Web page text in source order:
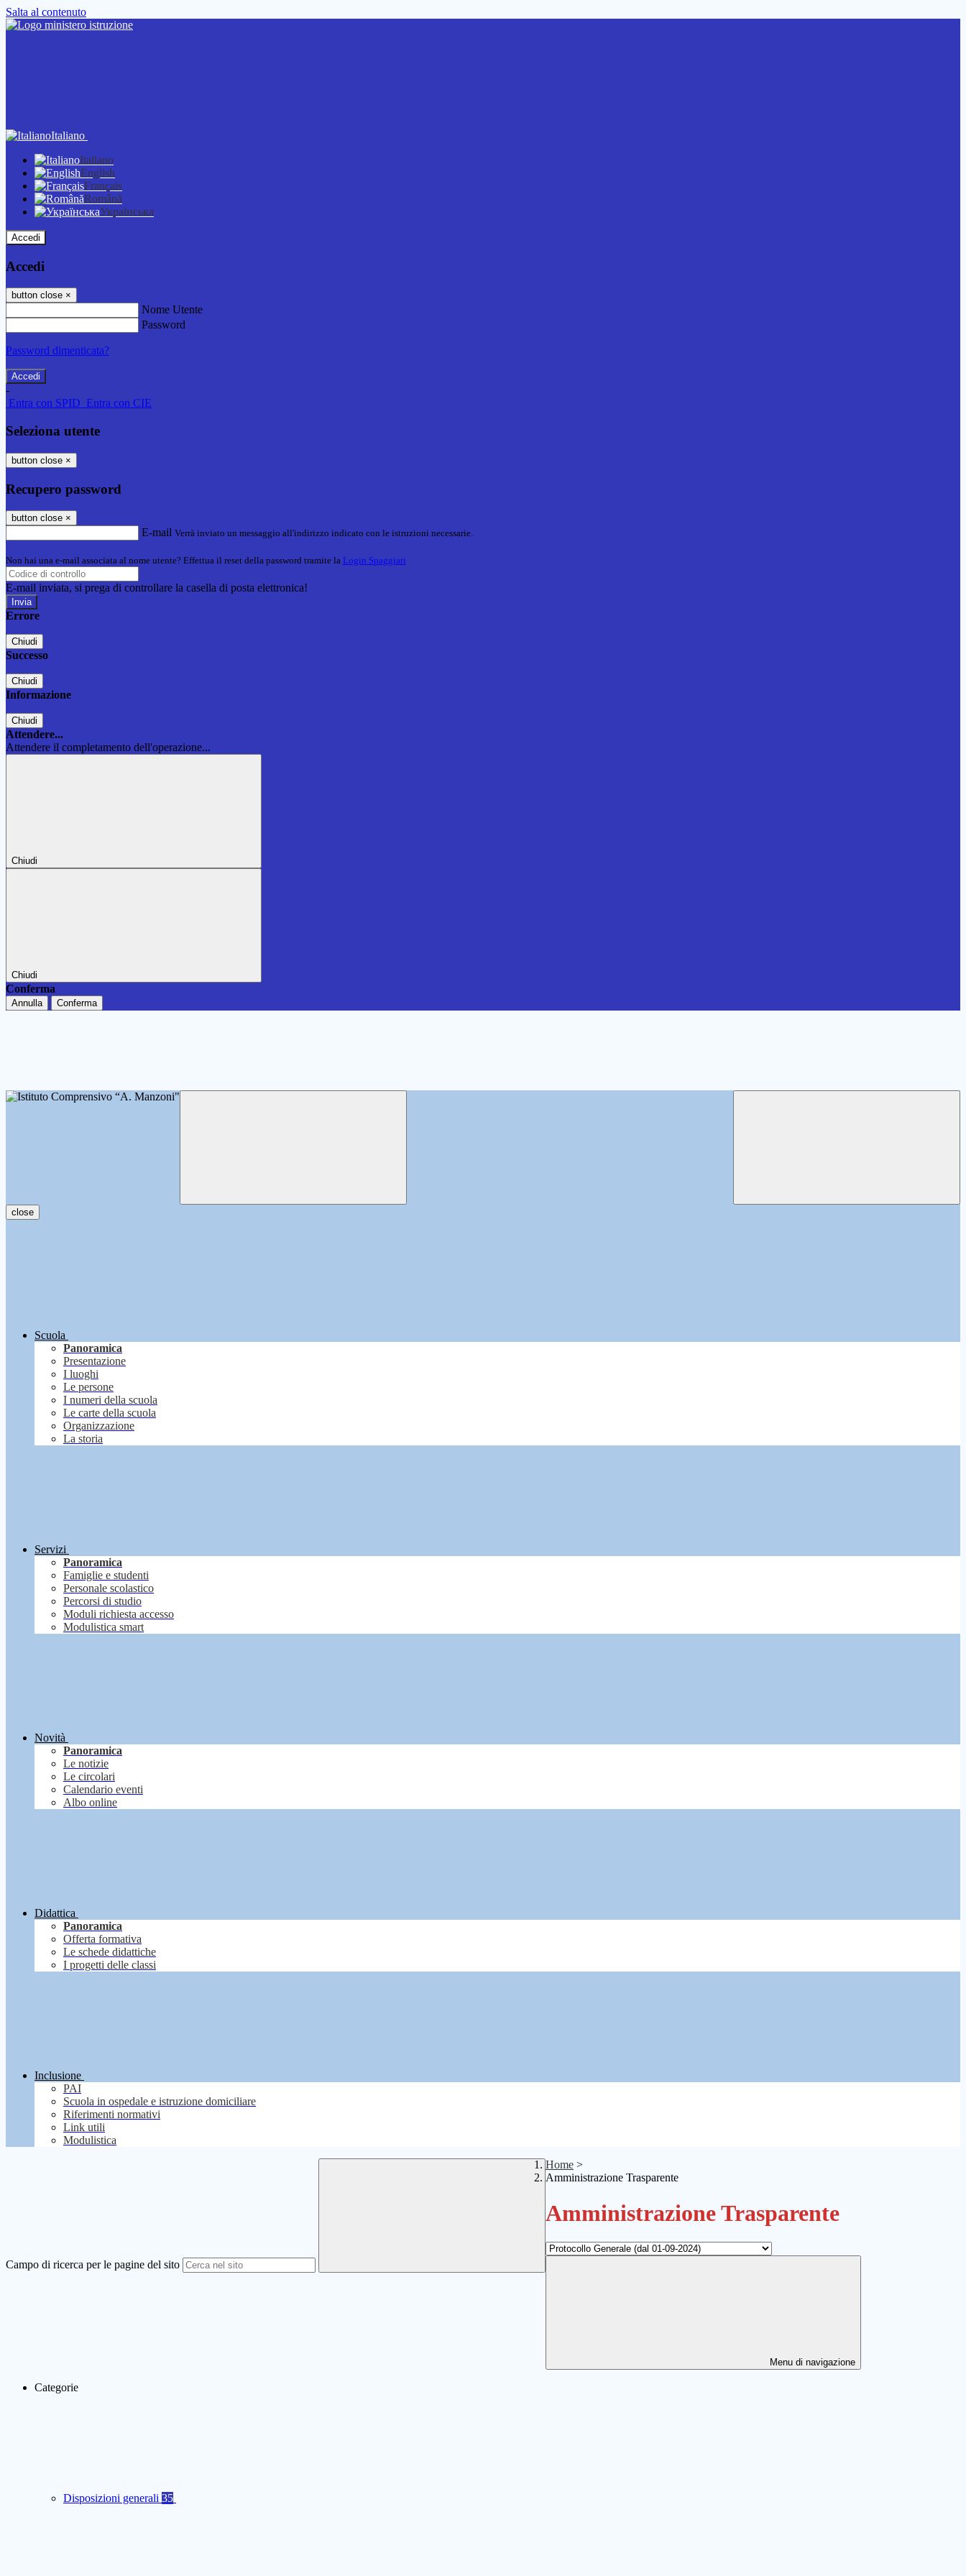
Salta al contenuto
Italiano
Italiano
English
Français
Română
Українська
Accedi
Accedi
button close ×
Nome Utente
Password
Password dimenticata?
-
Entra con SPID Entra con CIE
Seleziona utente
button close ×
Recupero password
button close ×
E-mail Verrà inviato un messaggio all'indirizzo indicato con le istruzioni necessarie.
Non hai una e-mail associata al nome utente? Effettua il reset della password tramite la Login Spaggiari
E-mail inviata, si prega di controllare la casella di posta elettronica!
Errore
Chiudi
Successo
Chiudi
Informazione
Chiudi
Attendere...
Attendere il completamento dell'operazione...
Chiudi
Chiudi
Conferma
Annulla Conferma
close
Scuola
Panoramica
Presentazione
I luoghi
Le persone
I numeri della scuola
Le carte della scuola
Organizzazione
La storia
Servizi
Panoramica
Famiglie e studenti
Personale scolastico
Percorsi di studio
Moduli richiesta accesso
Modulistica smart
Novità
Panoramica
Le notizie
Le circolari
Calendario eventi
Albo online
Didattica
Panoramica
Offerta formativa
Le schede didattiche
I progetti delle classi
Inclusione
PAI
Scuola in ospedale e istruzione domiciliare
Riferimenti normativi
Link utili
Modulistica
Campo di ricerca per le pagine del sito
Home >
Amministrazione Trasparente
Amministrazione Trasparente
Menu di navigazione
Categorie
Disposizioni generali 35